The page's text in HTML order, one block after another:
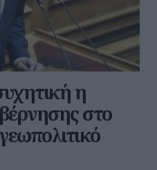
η
στο